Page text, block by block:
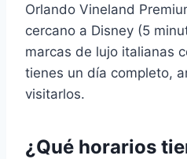
Orlando Vineland
cercano a Disney (5
marcas de lujo italianas
tienes un día completo,
visitarlos.
¿Qué horarios